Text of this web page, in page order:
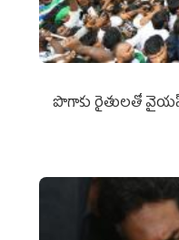
పొగాకు రైతుల‌తో